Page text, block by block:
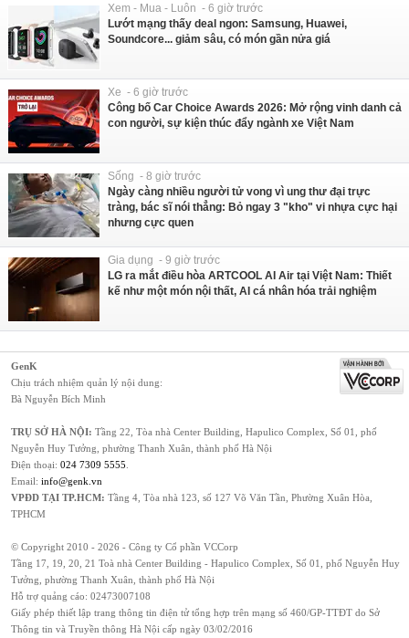
Xem - Mua - Luôn - 6 giờ trước
Lướt mạng thấy deal ngon: Samsung, Huawei,
Soundcore... giảm sâu, có món gần nửa giá
Xe - 6 giờ trước
Công bố Car Choice Awards 2026: Mở rộng vinh danh cả
con người, sự kiện thúc đẩy ngành xe Việt Nam
Sống - 8 giờ trước
Ngày càng nhiều người tử vong vì ung thư đại trực
tràng, bác sĩ nói thẳng: Bỏ ngay 3 "kho" vi nhựa cực hại
nhưng cực quen
Gia dụng - 9 giờ trước
LG ra mắt điều hòa ARTCOOL AI Air tại Việt Nam: Thiết
kế như một món nội thất, AI cá nhân hóa trải nghiệm
GenK
Chịu trách nhiệm quản lý nội dung:
Bà Nguyễn Bích Minh
TRỤ SỞ HÀ NỘI: Tầng 22, Tòa nhà Center Building, Hapulico Complex, Số 01, phố
Nguyễn Huy Tưởng, phường Thanh Xuân, thành phố Hà Nội
Điện thoại: 024 7309 5555
Email: info@genk.vn
VPĐD TẠI TP.HCM: Tầng 4, Tòa nhà 123, số 127 Võ Văn Tần, Phường Xuân Hòa,
TPHCM
© Copyright 2010 - 2026 - Công ty Cổ phần VCCorp
Tầng 17, 19, 20, 21 Toà nhà Center Building - Hapulico Complex, Số 01, phố Nguyễn Huy
Tưởng, phường Thanh Xuân, thành phố Hà Nội
Hỗ trợ quảng cáo: 02473007108
Giấy phép thiết lập trang thông tin điện tử tổng hợp trên mạng số 460/GP-TTĐT do Sở
Thông tin và Truyền thông Hà Nội cấp ngày 03/02/2016